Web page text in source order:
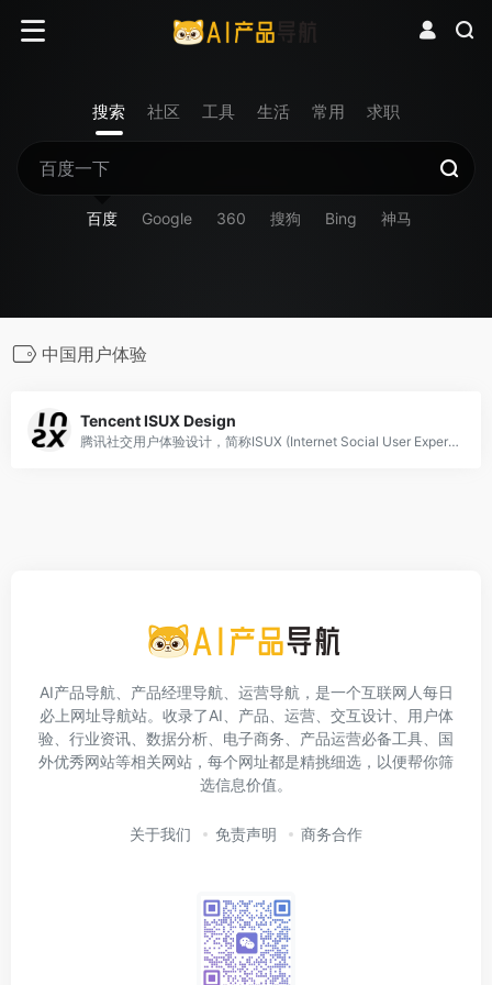
搜索 社区 工具 生活 常用 求职
百度 Google 360 搜狗 Bing 神马
中国用户体验
Tencent ISUX Design
腾讯社交用户体验设计，简称ISUX (Internet Social User Experience)，成立于2011年1月11日，是腾讯集团核心、全球最具规模的UX设计团队，专业成员包括用户研究、交互设计、视觉设计、品牌设计、视频动画设计、UI开发、产品设计与市场研究等，至今ISUX分布于中国深圳总部、北京、上海、成都及韩国首尔。
AI产品导航、产品经理导航、运营导航，是一个互联网人每日
必上网址导航站。收录了AI、产品、运营、交互设计、用户体
验、行业资讯、数据分析、电子商务、产品运营必备工具、国
外优秀网站等相关网站，每个网址都是精挑细选，以便帮你筛
选信息价值。
关于我们 免责声明 商务合作